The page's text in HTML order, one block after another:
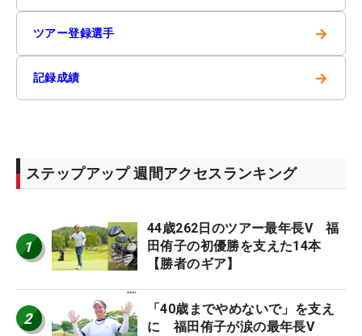
ツアー登録選手 →
記録成績 →
ステップアップ 週間アクセスランキング
1
44歳262日のツアー最年長V 福
田侑子の初優勝を支えた14本
【勝者のギア】
2
「40歳までやめないで」を支え
に 福田侑子が涙の最年長V